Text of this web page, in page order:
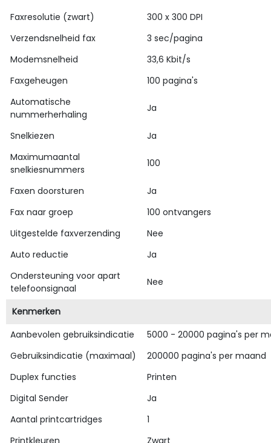
Faxresolutie (zwart)
300 x 300 DPI
Verzendsnelheid fax
3 sec/pagina
Modemsnelheid
33,6 Kbit/s
Faxgeheugen
100 pagina's
Automatische
nummerherhaling
Ja
Snelkiezen
Ja
Maximumaantal
snelkiesnummers
100
Faxen doorsturen
Ja
Fax naar groep
100 ontvangers
Uitgestelde faxverzending
Nee
Auto reductie
Ja
Ondersteuning voor apart
telefoonsignaal
Nee
Kenmerken
Aanbevolen gebruiksindicatie
5000 - 20000 pagina's per
Gebruiksindicatie (maximaal)
200000 pagina's per maand
Duplex functies
Printen
Digital Sender
Ja
Aantal printcartridges
1